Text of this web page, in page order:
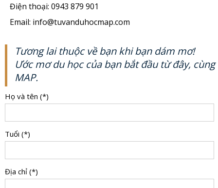
Điện thoại: 0943 879 901
Email: info@tuvanduhocmap.com
Tương lai thuộc về bạn khi bạn dám mơ!
Ước mơ du học của bạn bắt đầu từ đây, cùng
MAP.
Họ và tên (*)
Tuổi (*)
Địa chỉ (*)